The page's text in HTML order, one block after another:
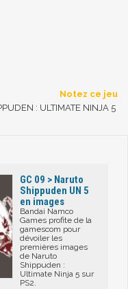
Notez ce jeu
: ULTIMATE NINJA 5
GC 09 > Naruto
Shippuden UN 5
en images
Bandai Namco
Games profite de la
gamescom pour
dévoiler les
premières images
de Naruto
Shippuden :
Ultimate Ninja 5 sur
PS2.